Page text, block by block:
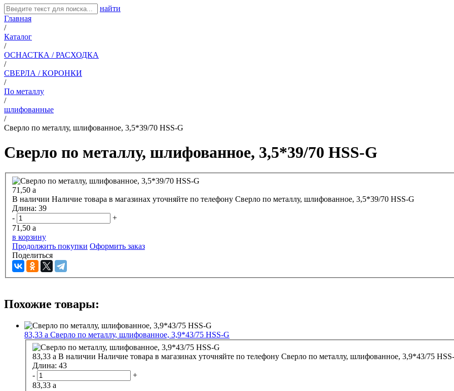
найти
Главная
/
Каталог
/
ОСНАСТКА / РАСХОДКА
/
СВЕРЛА / КОРОНКИ
/
По металлу
/
шлифованные
/
Сверло по металлу, шлифованное, 3,5*39/70 HSS-G
Сверло по металлу, шлифованное, 3,5*39/70 HSS-G
71,50 a
В наличии Наличие товара в магазинах уточняйте по телефону Сверло по металлу, шлифованное, 3,5*39/70 HSS-G
Длина: 39
-
+
71,50 a
в корзину
Продолжить покупки Оформить заказ
Поделиться
Похожие товары:
83,33 a Сверло по металлу, шлифованное, 3,9*43/75 HSS-G
83,33 a В наличии Наличие товара в магазинах уточняйте по телефону Сверло по металлу, шлифованное, 3,9*43/75
Длина: 43
-
+
83,33 a